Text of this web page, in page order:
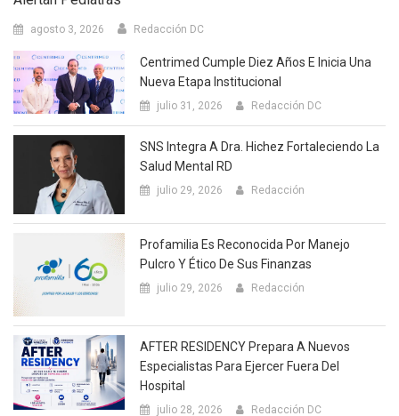
agosto 3, 2026 Redacción DC
Centrimed Cumple Diez Años E Inicia Una
Nueva Etapa Institucional
julio 31, 2026 Redacción DC
SNS Integra A Dra. Hichez Fortaleciendo La
Salud Mental RD
julio 29, 2026 Redacción
Profamilia Es Reconocida Por Manejo
Pulcro Y Ético De Sus Finanzas
julio 29, 2026 Redacción
AFTER RESIDENCY Prepara A Nuevos
Especialistas Para Ejercer Fuera Del
Hospital
julio 28, 2026 Redacción DC